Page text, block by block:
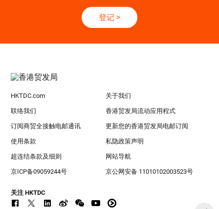
登记 >
HKTDC.com 关于我们
联络我们 香港贸发局流动应用程式
订阅商贸全接触电邮通讯 更新您的香港贸发局电邮订阅
使用条款 私隐政策声明
超连结条款及细则 网站导航
京ICP备09059244号 京公网安备 11010102003523号
关注 HKTDC